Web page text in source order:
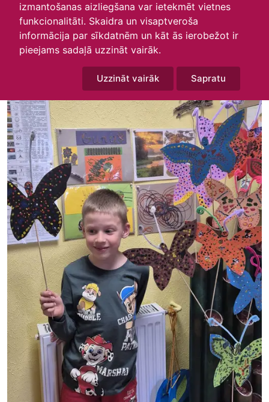
izmantošanas aizliegšana var ietekmēt vietnes
funkcionalitāti. Skaidra un visaptveroša
informācija par sīkdatnēm un kāt ās ierobežot ir
pieejams sadaļā uzzināt vairāk.
Uzzināt vairāk Sapratu